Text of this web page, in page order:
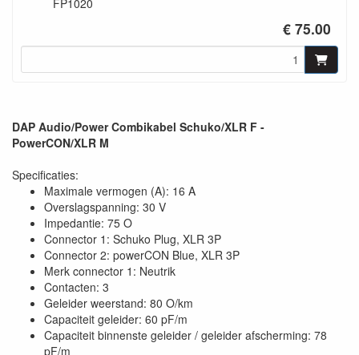
FP1020
€ 75.00
DAP Audio/Power Combikabel Schuko/XLR F -
PowerCON/XLR M
Specificaties:
Maximale vermogen (A): 16 A
Overslagspanning: 30 V
Impedantie: 75 O
Connector 1: Schuko Plug, XLR 3P
Connector 2: powerCON Blue, XLR 3P
Merk connector 1: Neutrik
Contacten: 3
Geleider weerstand: 80 O/km
Capaciteit geleider: 60 pF/m
Capaciteit binnenste geleider / geleider afscherming: 78
pF/m